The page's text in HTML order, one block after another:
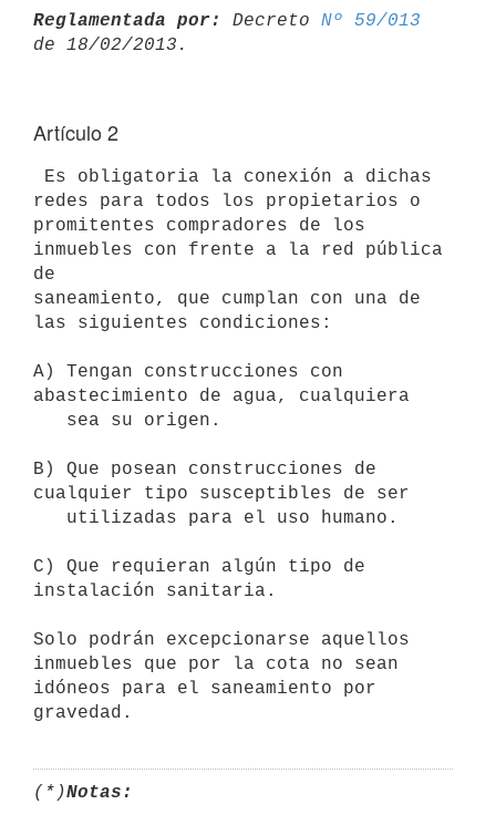
Reglamentada por: Decreto Nº 59/013
Artículo 2
redes para todos los propietarios o
promitentes compradores de los
inmuebles con frente a la red pública
de
saneamiento, que cumplan con una de
las siguientes condiciones:
A) Tengan construcciones con
abastecimiento de agua, cualquiera
B) Que posean construcciones de
cualquier tipo susceptibles de ser
C) Que requieran algún tipo de
instalación sanitaria.
Solo podrán excepcionarse aquellos
inmuebles que por la cota no sean
idóneos para el saneamiento por
(*)Notas: